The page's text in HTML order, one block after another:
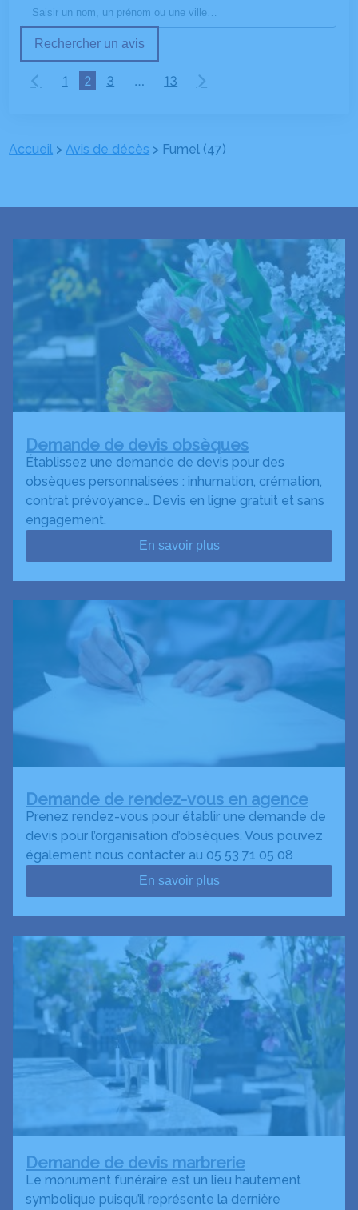
Rechercher un avis
1 2 3 … 13
Accueil >Avis de décès > Fumel (47)
Demande de devis obsèques
Établissez une demande de devis pour des
obsèques personnalisées : inhumation, crémation,
contrat prévoyance… Devis en ligne gratuit et sans
engagement.
En savoir plus
Demande de rendez-vous en agence
Prenez rendez-vous pour établir une demande de
devis pour l’organisation d’obsèques. Vous pouvez
également nous contacter au 05 53 71 05 08
En savoir plus
Demande de devis marbrerie
Le monument funéraire est un lieu hautement
symbolique puisqu’il représente la dernière